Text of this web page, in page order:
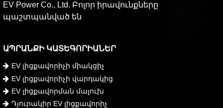
EV Power Co., Ltd. Բոլոր իրավունքները
պաշտպանված են
ԱՊՐԱՆՔԻ ԿԱՏԵԳՈՐԻԱՆԵՐ
EV լիցքավորիչի միակցիչ
EV լիցքավորիչի վարդակից
EV լիցքավորման մալուխ
Դյուրակիր EV լիցքավորիչ